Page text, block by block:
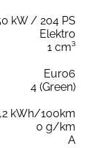
kW / 204 PS
Elektro
1 cm³
Euro6
4 (Green)
kWh/100km
0 g/km
A